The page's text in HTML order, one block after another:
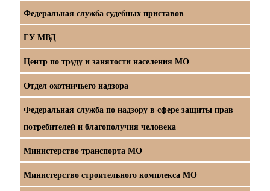
Федеральная служба судебных приставов
ГУ МВД
Центр по труду и занятости населения МО
Отдел охотничьего надзора
Федеральная служба по надзору в сфере защиты прав
потребителей и благополучия человека
Министерство транспорта МО
Министерство строительного комплекса МО